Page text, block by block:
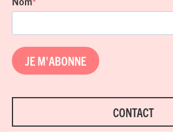
JE M'ABONNE
CONTACT